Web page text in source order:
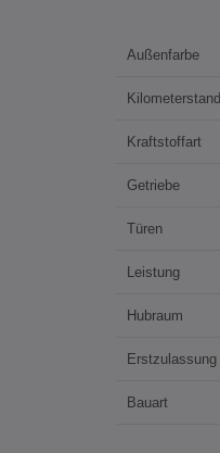
Außenfarbe
Kilometerstand
Kraftstoffart
Getriebe
Türen
Leistung
Hubraum
Erstzulassung
Bauart